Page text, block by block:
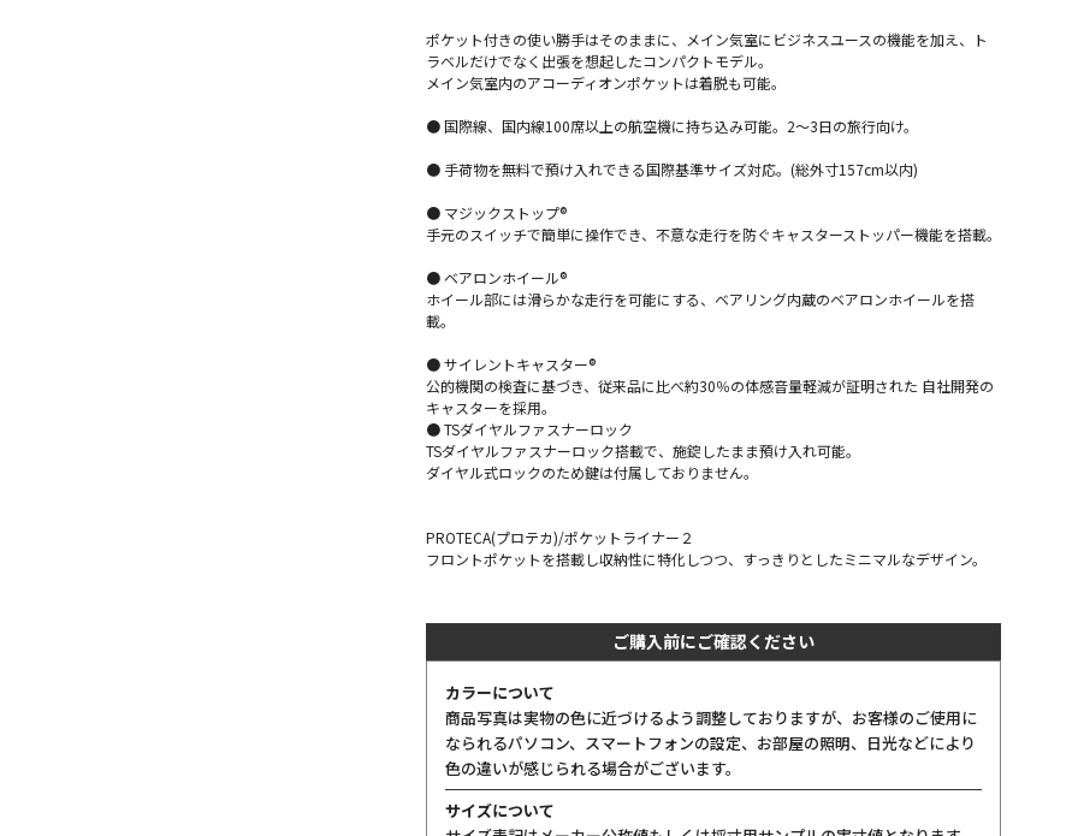
ポケット付きの使い勝手はそのままに、メイン気室にビジネスユースの機能を加え、ト
ラベルだけでなく出張を想起したコンパクトモデル。
メイン気室内のアコーディオンポケットは着脱も可能。
● 国際線、国内線100席以上の航空機に持ち込み可能。2～3日の旅行向け。
● 手荷物を無料で預け入れできる国際基準サイズ対応。(総外寸157cm以内)
● マジックストップ®
手元のスイッチで簡単に操作でき、不意な走行を防ぐキャスターストッパー機能を搭載。
● ベアロンホイール®
ホイール部には滑らかな走行を可能にする、ベアリング内蔵のベアロンホイールを搭
載。
● サイレントキャスター®
公的機関の検査に基づき、従来品に比べ約30％の体感音量軽減が証明された 自社開発の
キャスターを採用。
● TSダイヤルファスナーロック
TSダイヤルファスナーロック搭載で、施錠したまま預け入れ可能。
ダイヤル式ロックのため鍵は付属しておりません。
PROTECA(プロテカ)/ポケットライナー２
フロントポケットを搭載し収納性に特化しつつ、すっきりとしたミニマルなデザイン。
ご購入前にご確認ください
カラーについて
商品写真は実物の色に近づけるよう調整しておりますが、お客様のご使用に
なられるパソコン、スマートフォンの設定、お部屋の照明、日光などにより
色の違いが感じられる場合がございます。
サイズについて